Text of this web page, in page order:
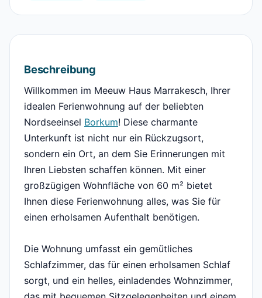
Beschreibung
Willkommen im Meeuw Haus Marrakesch, Ihrer
idealen Ferienwohnung auf der beliebten
Nordseeinsel Borkum! Diese charmante
Unterkunft ist nicht nur ein Rückzugsort,
sondern ein Ort, an dem Sie Erinnerungen mit
Ihren Liebsten schaffen können. Mit einer
großzügigen Wohnfläche von 60 m² bietet
Ihnen diese Ferienwohnung alles, was Sie für
einen erholsamen Aufenthalt benötigen.
Die Wohnung umfasst ein gemütliches
Schlafzimmer, das für einen erholsamen Schlaf
sorgt, und ein helles, einladendes Wohnzimmer,